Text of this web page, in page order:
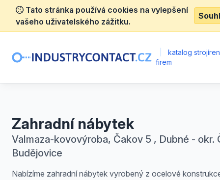
Tato stránka používá cookies na vylepšení
vašeho uživatelského zážitku.
katalog
firem
Zahradní nábytek
Valmaza-kovovýroba, Čakov 5 , Dubné - okr.
Budějovice
Nabízíme zahradní nábytek vyrobený z ocelové